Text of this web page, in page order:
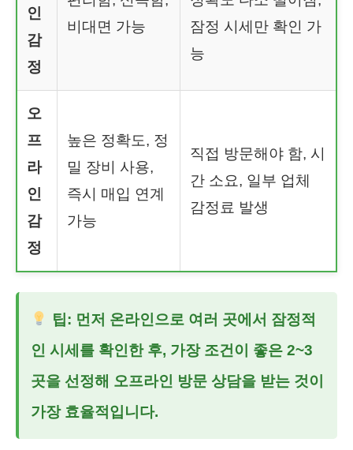
인
감
정
비대면 가능
잠정 시세만 확인 가
능
오
프
라
인
감
정
높은 정확도, 정
밀 장비 사용,
즉시 매입 연계
가능
직접 방문해야 함, 시
간 소요, 일부 업체
감정료 발생
팁: 먼저 온라인으로 여러 곳에서 잠정적
인 시세를 확인한 후, 가장 조건이 좋은 2~3
곳을 선정해 오프라인 방문 상담을 받는 것이
가장 효율적입니다.